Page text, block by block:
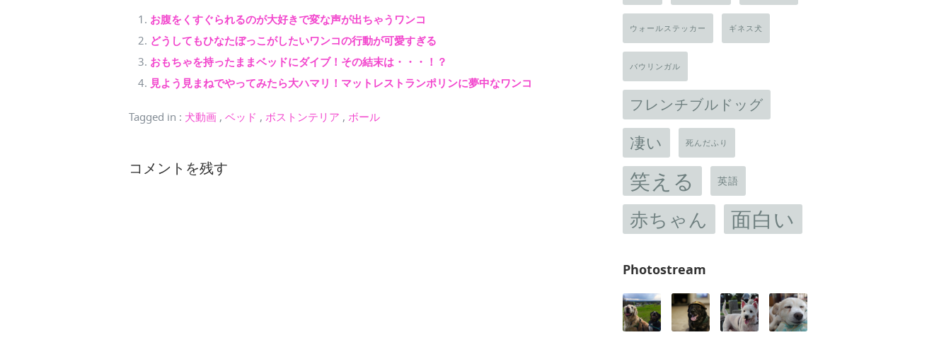
お腹をくすぐられるのが大好きで変な声が出ちゃうワンコ
どうしてもひなたぼっこがしたいワンコの行動が可愛すぎる
おもちゃを持ったままベッドにダイブ！その結末は・・・！？
見よう見まねでやってみたら大ハマリ！マットレストランポリンに夢中なワンコ
Tagged in : 犬動画 , ベッド , ボストンテリア , ボール
コメントを残す
ウォールステッカー ギネス犬
バウリンガル
フレンチブルドッグ
凄い 死んだふり
笑える 英語
赤ちゃん 面白い
Photostream